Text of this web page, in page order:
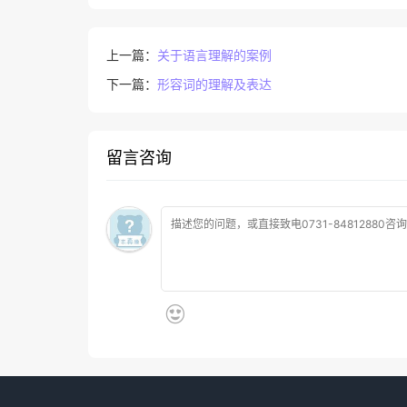
上一篇： 关于语言理解的案例
下一篇： 形容词的理解及表达
留言咨询